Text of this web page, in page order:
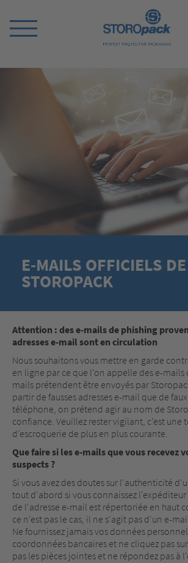
Switch
E-MAILS OFFICIELS DE
STOROPACK
Attention : des e-mails de phishing
adresses e-mail sont en circulation
Nous souhaitons vous mettre en garde
en ligne par ce que l'on appelle des e-mails
mails prétendent être envoyés par
partir de fausses adresses e-mail que de
téléphone, on prétend agir au nom de
confiance. Veuillez rester vigilant, c’est une
d’escroquerie de plus en plus courante.
Que faire si les e-mails que vous recevez
suspects ?
Si vous avez des doutes sur l'authenticité
tout d'abord si vous connaissez
de l'adresse e-mail est répertoriée en haut
ce n'est pas le cas, il ne s'agit pas d'un e-
Ne fournissez jamais vos données
coordonnées bancaires et ne cliquez pas
pas les pièces jointes et ne répondez pas à